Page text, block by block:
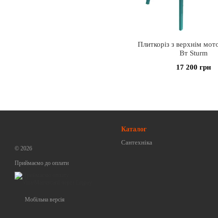
Плиткоріз з верхнім
Вт Sturm
17 200 грн
© 2026
Приймаємо до оплати
Мобільна версія
Каталог
Сантехніка